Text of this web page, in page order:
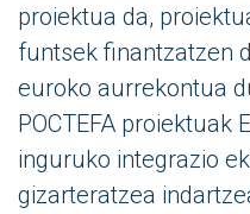
proiektua da,
funtsek finantzatzen
euroko aurrekontua
POCTEFA proiektuak
inguruko integrazio
gizarteratzea